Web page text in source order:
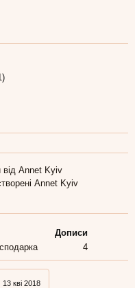
13 кві 2018
від Annet Kyiv
Annet Kyiv
Дописи
4